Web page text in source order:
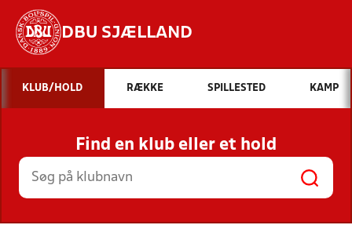
DBU SJÆLLAND
Hvad vil du søge efter?
INDHOLD OG NYHEDER
STILLINGER, RESULTATER, KLUBBER OG
HOLD
KLUB/HOLD RÆKKE SPILLESTED KAMP
Find en klub eller et hold